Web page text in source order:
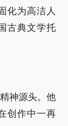
化为高洁人
古典文学托
神源头。他
创作中一再